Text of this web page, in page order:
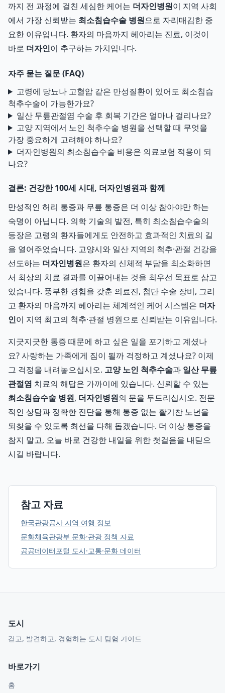
까지 전 과정에 걸친 세심한 케어는 더자인병원이 지역 사회
에서 가장 신뢰받는 최소침습수술 병원으로 자리매김한 중
요한 이유입니다. 환자의 마음까지 헤아리는 진료, 이것이
바로 더자인이 추구하는 가치입니다.
자주 묻는 질문 (FAQ)
고령에 당뇨나 고혈압 같은 만성질환이 있어도 최소침습
척추수술이 가능한가요?
일산 무릎관절염 수술 후 회복 기간은 얼마나 걸리나요?
고양 지역에서 노인 척추수술 병원을 선택할 때 무엇을
가장 중요하게 고려해야 하나요?
더자인병원의 최소침습수술 비용은 의료보험 적용이 되
나요?
결론: 건강한 100세 시대, 더자인병원과 함께
만성적인 허리 통증과 무릎 통증은 더 이상 참아야만 하는
숙명이 아닙니다. 의학 기술의 발전, 특히 최소침습수술의
등장은 고령의 환자들에게도 안전하고 효과적인 치료의 길
을 열어주었습니다. 고양시와 일산 지역의 척추·관절 건강을
선도하는 더자인병원은 환자의 신체적 부담을 최소화하면
서 최상의 치료 결과를 이끌어내는 것을 최우선 목표로 삼고
있습니다. 풍부한 경험을 갖춘 의료진, 첨단 수술 장비, 그리
고 환자의 마음까지 헤아리는 체계적인 케어 시스템은 더자
인이 지역 최고의 척추·관절 병원으로 신뢰받는 이유입니다.
지긋지긋한 통증 때문에 하고 싶은 일을 포기하고 계셨나
요? 사랑하는 가족에게 짐이 될까 걱정하고 계셨나요? 이제
그 걱정을 내려놓으십시오. 고양 노인 척추수술과 일산 무릎
관절염 치료의 해답은 가까이에 있습니다. 신뢰할 수 있는
최소침습수술 병원, 더자인병원의 문을 두드리십시오. 전문
적인 상담과 정확한 진단을 통해 통증 없는 활기찬 노년을
되찾을 수 있도록 최선을 다해 돕겠습니다. 더 이상 통증을
참지 말고, 오늘 바로 건강한 내일을 위한 첫걸음을 내딛으
시길 바랍니다.
참고 자료
한국관광공사 지역 여행 정보
문화체육관광부 문화·관광 정책 자료
공공데이터포털 도시·교통·문화 데이터
도시
걷고, 발견하고, 경험하는 도시 탐험 가이드
바로가기
홈